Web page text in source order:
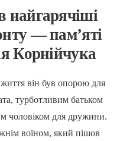
найгарячіші
— пам’яті
Корнійчука
він був опорою для
турботливим батьком
чоловіком для дружини.
воїном, який пішов